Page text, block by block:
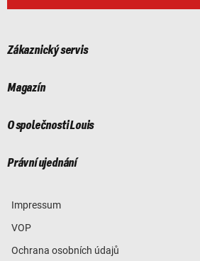
Zákaznický servis
Magazín
O společnosti Louis
Právní ujednání
Impressum
VOP
Ochrana osobních údajů